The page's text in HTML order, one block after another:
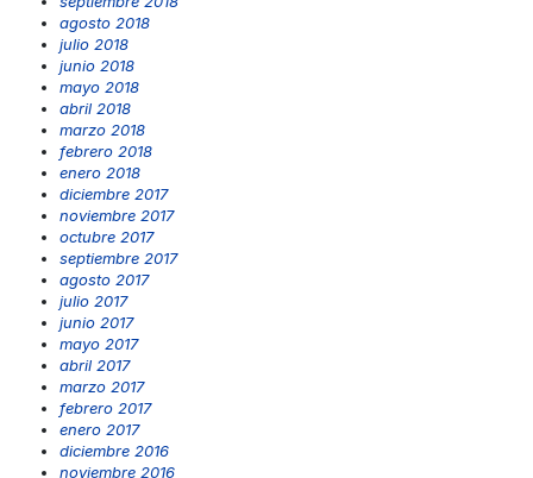
agosto 2018
julio 2018
junio 2018
mayo 2018
abril 2018
marzo 2018
febrero 2018
enero 2018
diciembre 2017
noviembre 2017
octubre 2017
septiembre 2017
agosto 2017
julio 2017
junio 2017
mayo 2017
abril 2017
marzo 2017
febrero 2017
enero 2017
diciembre 2016
noviembre 2016